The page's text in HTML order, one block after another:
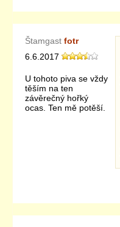
Štamgast fotr
6.6.2017
U tohoto piva se vždy
těším na ten
závěrečný hořký
ocas. Ten mě potěší.